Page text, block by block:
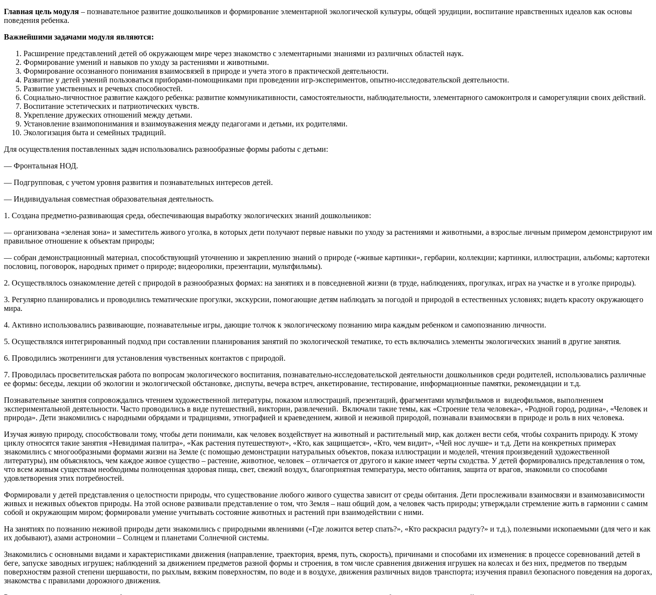
Главная цель модуля – познавательное развитие дошкольников и формирование элементарной экологической культуры, общей эрудиции, воспитание нравственных идеалов как основы
поведения ребенка.
Важнейшими задачами модуля являются:
Расширение представлений детей об окружающем мире через знакомство с элементарными знаниями из различных областей наук.
Формирование умений и навыков по уходу за растениями и животными.
Формирование осознанного понимания взаимосвязей в природе и учета этого в практической деятельности.
Развитие у детей умений пользоваться приборами-помощниками при проведении игр-экспериментов, опытно-исследовательской деятельности.
Развитие умственных и речевых способностей.
Социально-личностное развитие каждого ребенка: развитие коммуникативности, самостоятельности, наблюдательности, элементарного самоконтроля и саморегуляции своих действий.
Воспитание эстетических и патриотических чувств.
Укрепление дружеских отношений между детьми.
Установление взаимопонимания и взаимоуважения между педагогами и детьми, их родителями.
Экологизация быта и семейных традиций.
Для осуществления поставленных задач использовались разнообразные формы работы с детьми:
— Фронтальная НОД.
— Подгрупповая, с учетом уровня развития и познавательных интересов детей.
— Индивидуальная совместная образовательная деятельность.
1. Создана предметно-развивающая среда, обеспечивающая выработку экологических знаний дошкольников:
— организована «зеленая зона» и заместитель живого уголка, в которых дети получают первые навыки по уходу за растениями и животными, а взрослые личным примером демонстрируют им
правильное отношение к объектам природы;
— собран демонстрационный материал, способствующий уточнению и закреплению знаний о природе («живые картинки», гербарии, коллекции; картинки, иллюстрации, альбомы; картотеки
пословиц, поговорок, народных примет о природе; видеоролики, презентации, мультфильмы).
2. Осуществлялось ознакомление детей с природой в разнообразных формах: на занятиях и в повседневной жизни (в труде, наблюдениях, прогулках, играх на участке и в уголке природы).
3. Регулярно планировались и проводились тематические прогулки, экскурсии, помогающие детям наблюдать за погодой и природой в естественных условиях; видеть красоту окружающего
мира.
4. Активно использовались развивающие, познавательные игры, дающие толчок к экологическому познанию мира каждым ребенком и самопознанию личности.
5. Осуществлялся интегрированный подход при составлении планирования занятий по экологической тематике, то есть включались элементы экологических знаний в другие занятия.
6. Проводились экотренинги для установления чувственных контактов с природой.
7. Проводилась просветительская работа по вопросам экологического воспитания, познавательно-исследовательской деятельности дошкольников среди родителей, использовались различные
ее формы: беседы, лекции об экологии и экологической обстановке, диспуты, вечера встреч, анкетирование, тестирование, информационные памятки, рекомендации и т.д.
Познавательные занятия сопровождались чтением художественной литературы, показом иллюстраций, презентаций, фрагментами мультфильмов и видеофильмов, выполнением
экспериментальной деятельности. Часто проводились в виде путешествий, викторин, развлечений. Включали такие темы, как «Строение тела человека», «Родной город, родина», «Человек и
природа». Дети знакомились с народными обрядами и традициями, этнографией и краеведением, живой и неживой природой, познавали взаимосвязи в природе и роль в них человека.
Изучая живую природу, способствовали тому, чтобы дети понимали, как человек воздействует на животный и растительный мир, как должен вести себя, чтобы сохранить природу. К этому
циклу относятся такие занятия «Невидимая палитра», «Как растения путешествуют», «Кто, как защищается», «Кто, чем видит», «Чей нос лучше» и т.д. Дети на конкретных примерах
знакомились с многообразными формами жизни на Земле (с помощью демонстрации натуральных объектов, показа иллюстрации и моделей, чтения произведений художественной
литературы), им объяснялось, чем каждое живое существо – растение, животное, человек – отличается от другого и какие имеет черты сходства. У детей формировались представления о том,
что всем живым существам необходимы полноценная здоровая пища, свет, свежий воздух, благоприятная температура, место обитания, защита от врагов, знакомили со способами
удовлетворения этих потребностей.
Формировали у детей представления о целостности природы, что существование любого живого существа зависит от среды обитания. Дети прослеживали взаимосвязи и взаимозависимости
живых и неживых объектов природы. На этой основе развивали представление о том, что Земля – наш общий дом, а человек часть природы; утверждали стремление жить в гармонии с самим
собой и окружающим миром; формировали умение учитывать состояние животных и растений при взаимодействии с ними.
На занятиях по познанию неживой природы дети знакомились с природными явлениями («Где ложится ветер спать?», «Кто раскрасил радугу?» и т.д.), полезными ископаемыми (для чего и как
их добывают), азами астрономии – Солнцем и планетами Солнечной системы.
Знакомились с основными видами и характеристиками движения (направление, траектория, время, путь, скорость), причинами и способами их изменения: в процессе соревнований детей в
беге, запуске заводных игрушек; наблюдений за движением предметов разной формы и строения, в том числе сравнения движения игрушек на колесах и без них, предметов по твердым
поверхностям разной степени шершавости, по рыхлым, вязким поверхностям, по воде и в воздухе, движения различных видов транспорта; изучения правил безопасного поведения на дорогах,
знакомства с правилами дорожного движения.